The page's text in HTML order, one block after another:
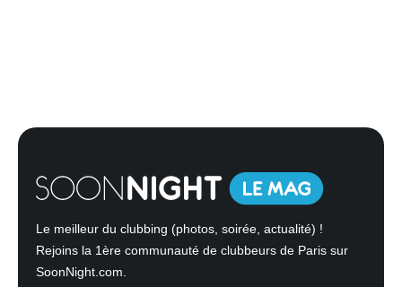
Le meilleur du clubbing (photos, soirée, actualité) !
Rejoins la 1ère communauté de clubbeurs de Paris sur
SoonNight.com.